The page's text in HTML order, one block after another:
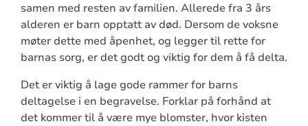
samen med resten av familien. Allerede fra 3 års
alderen er barn opptatt av død. Dersom de voksne
møter dette med åpenhet, og legger til rette for
barnas sorg, er det godt og viktig for dem å få delta.
Det er viktig å lage gode rammer for barns
deltagelse i en begravelse. Forklar på forhånd at
det kommer til å være mye blomster, hvor kisten